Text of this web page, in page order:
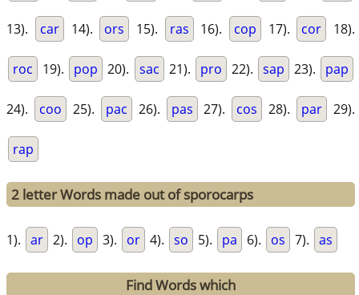
13). car 14). ors 15). ras 16). cop 17). cor 18).
roc 19). pop 20). sac 21). pro 22). sap 23). pap
24). coo 25). pac 26). pas 27). cos 28). par 29).
rap
2 letter Words made out of sporocarps
1). ar 2). op 3). or 4). so 5). pa 6). os 7). as
Find Words which